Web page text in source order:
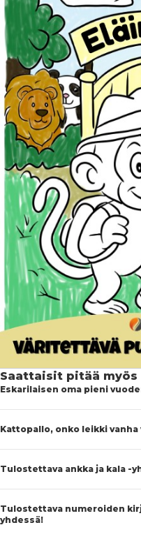
Saattaisit pitää myös
Eskarilaisen oma pieni
Kattopallo, onko leikki
Tulostettava ankka ja kala -
Tulostettava numeroiden
yhdessä!